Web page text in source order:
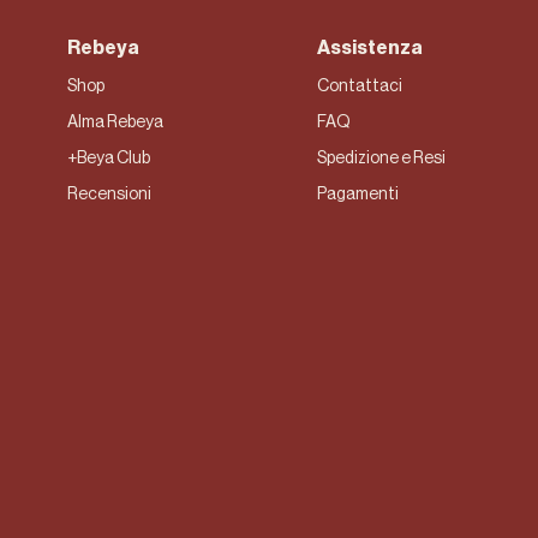
Rebeya
Shop
Alma Rebeya
+Beya Club
Recensioni
Assistenza
Contattaci
FAQ
Spedizione e Resi
Pagamenti